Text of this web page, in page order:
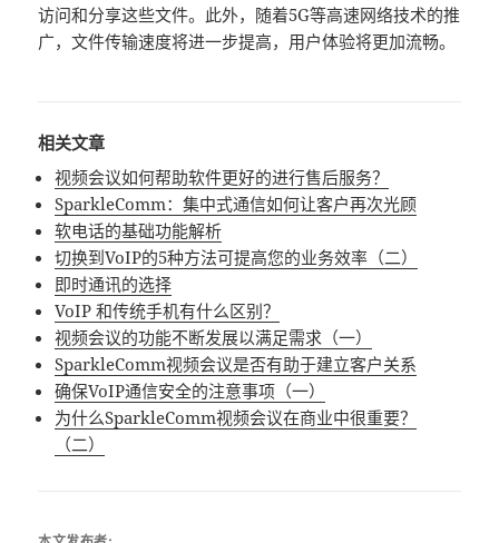
访问和分享这些文件。此外，随着5G等高速网络技术的推
广，文件传输速度将进一步提高，用户体验将更加流畅。
相关文章
视频会议如何帮助软件更好的进行售后服务？
SparkleComm：集中式通信如何让客户再次光顾
软电话的基础功能解析
切换到VoIP的5种方法可提高您的业务效率（二）
即时通讯的选择
VoIP 和传统手机有什么区别？
视频会议的功能不断发展以满足需求（一）
SparkleComm视频会议是否有助于建立客户关系
确保VoIP通信安全的注意事项（一）
为什么SparkleComm视频会议在商业中很重要？
（二）